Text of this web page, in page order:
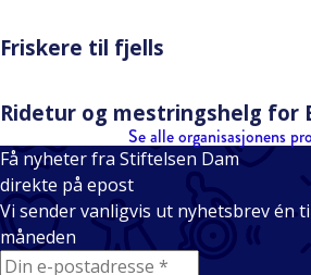
Friskere til fjells
Ridetur og mestringshelg for
Se alle organisasjonens
Få nyheter fra Stiftelsen Dam
direkte på epost
Vi sender vanligvis ut nyhetsbrev én
måneden
E-mail